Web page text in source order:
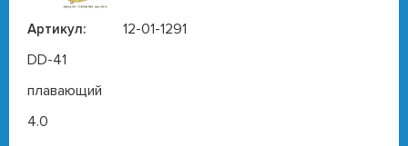
Артикул:
12-01-1291
DD-41
плавающий
4.0